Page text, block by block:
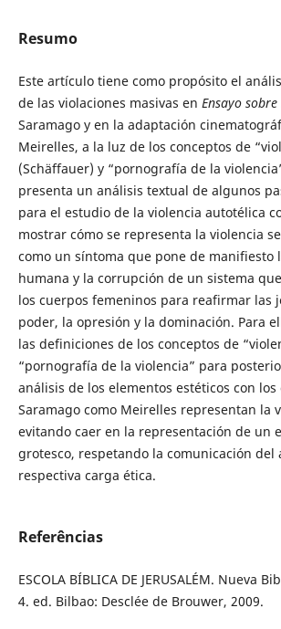
Resumo
Este artículo tiene como propósito el
de las violaciones masivas en Ensayo
Saramago y en la adaptación
Meirelles, a la luz de los conceptos de
(Schäffauer) y “pornografía de la
presenta un análisis textual de algunos
para el estudio de la violencia autotélica
mostrar cómo se representa la violencia
como un síntoma que pone de manifiesto
humana y la corrupción de un sistema
los cuerpos femeninos para reafirmar las
poder, la opresión y la dominación. Para
las definiciones de los conceptos de
“pornografía de la violencia” para
análisis de los elementos estéticos con
Saramago como Meirelles representan la
evitando caer en la representación de un
grotesco, respetando la comunicación del
respectiva carga ética.
Referências
ESCOLA BÍBLICA DE JERUSALÉM. Nueva
4. ed. Bilbao: Desclée de Brouwer, 2009.